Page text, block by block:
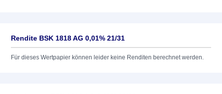
Rendite BSK 1818 AG 0,01% 21/31
Für dieses Wertpapier können leider keine Renditen berechnet werden.